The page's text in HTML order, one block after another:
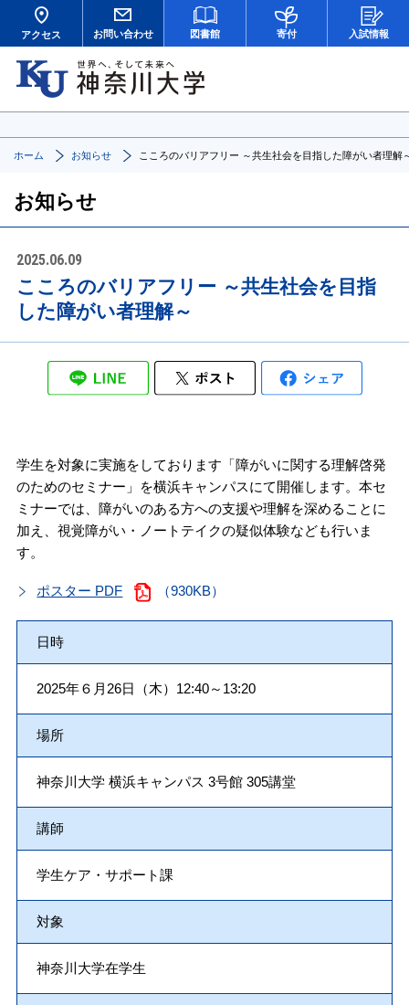
アクセス お問い合わせ 図書館 寄付 入試情報
ホーム お知らせ こころのバリアフリー ～共生社会を目指した障がい者理解
お知らせ
2025.06.09
こころのバリアフリー ～共生社会を目指
した障がい者理解～
学生を対象に実施をしております「障がいに関する理解啓発
のためのセミナー」を横浜キャンパスにて開催します。本セ
ミナーでは、障がいのある方への支援や理解を深めることに
加え、視覚障がい・ノートテイクの疑似体験なども行いま
す。
ポスター PDF （930KB）
日時
2025年６月26日（木）12:40～13:20
場所
神奈川大学 横浜キャンパス 3号館 305講堂
講師
学生ケア・サポート課
対象
神奈川大学在学生